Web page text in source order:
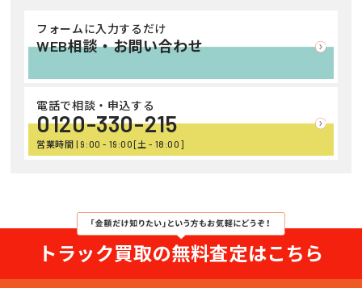
WEB相談・お問い合わせ
フォームに入力するだけ
0120-330-215
電話で相談・申込する
営業時間 | 9:00 - 19:00[土 - 18:00]
トラック買取の無料査定はこちら